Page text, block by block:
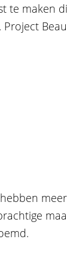
te maken
Project